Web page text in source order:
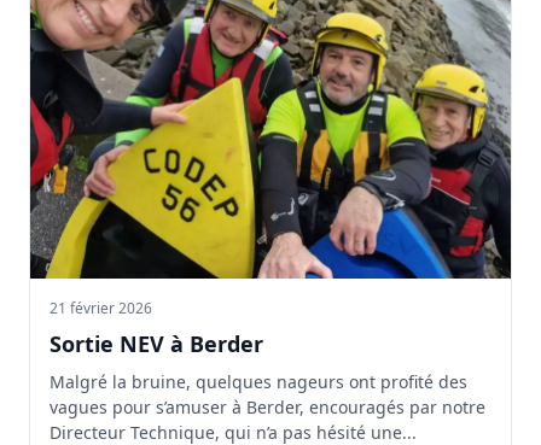
21 février 2026
Sortie NEV à Berder
Malgré la bruine, quelques nageurs ont profité des
vagues pour s’amuser à Berder, encouragés par notre
Directeur Technique, qui n’a pas hésité une...